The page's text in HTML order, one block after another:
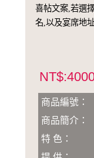
喜帖文案,若選
名,以及宴席地
商品編號：
商品簡介：
特 色：